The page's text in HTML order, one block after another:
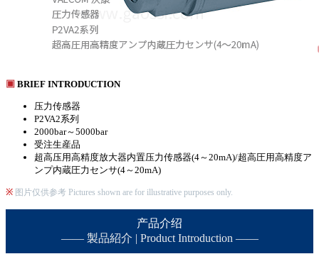
▣ BRIEF INTRODUCTION
压力传感器
P2VA2系列
2000bar～5000bar
受注生産品
超高压用高精度放大器内置压力传感器(4～20mA)/超高圧用高精度ア
ンプ内蔵圧力センサ(4～20mA)
※ 图片仅供参考 Pictures shown are for illustrative purposes only.
产品介绍
—— 製品紹介 | Product Introduction ——